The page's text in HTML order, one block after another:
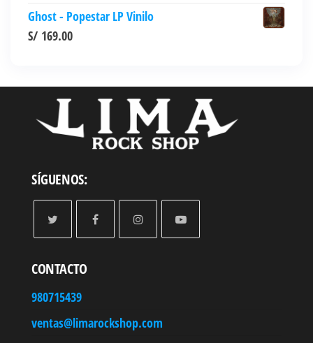
de
hasta
S/ 303.90
Ghost - Popestar LP Vinilo
S/ 169.00
SÍGUENOS:
CONTACTO
980715439
ventas@limarockshop.com